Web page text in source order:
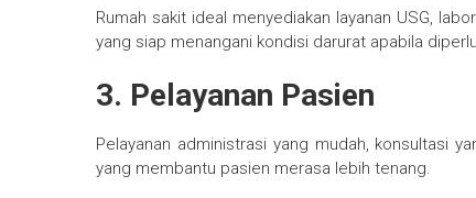
Rumah sakit ideal menyediakan layanan USG,
yang siap menangani kondisi darurat apabila
3. Pelayanan Pasien
Pelayanan administrasi yang mudah, konsultasi
yang membantu pasien merasa lebih tenang.